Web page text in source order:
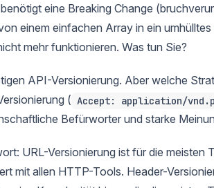
eine Breaking Change
einem einfachen Array in ein
mehr funktionieren. Was tun Sie?
API-Versionierung. Aber welche
( Accept: application/
Befürworter und starke
URL-Versionierung ist für die meisten
mit allen HTTP-Tools. Header-